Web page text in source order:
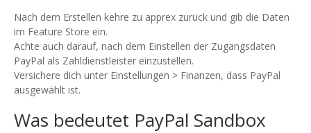
Nach dem Erstellen kehre zu apprex zurück und gib die Daten
im Feature Store ein.
Achte auch darauf, nach dem Einstellen der Zugangsdaten
PayPal als Zahldienstleister einzustellen.
Versichere dich unter Einstellungen > Finanzen, dass PayPal
ausgewählt ist.
Was bedeutet PayPal Sandbox